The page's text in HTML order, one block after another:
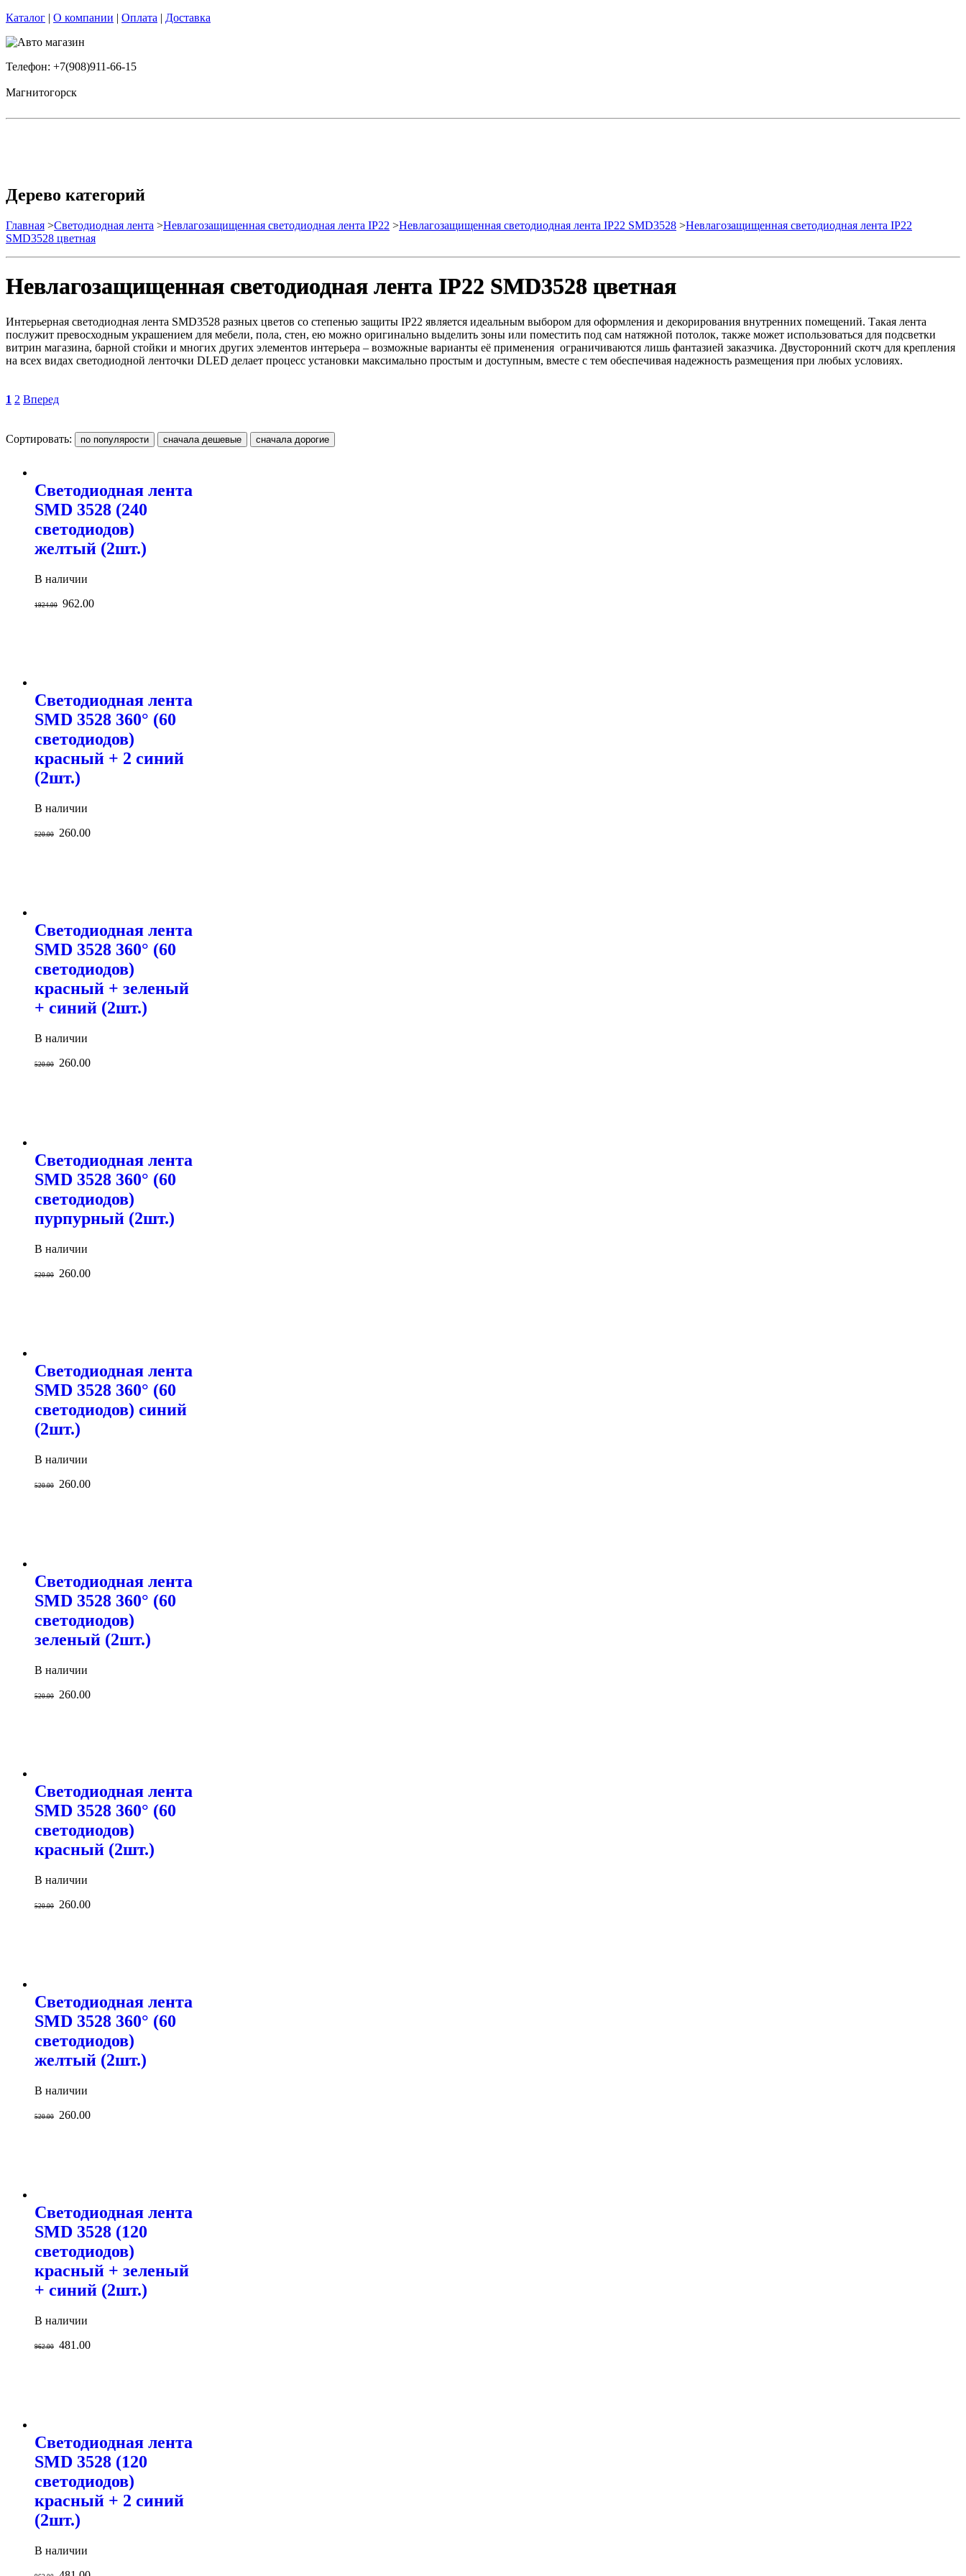
Каталог | О компании | Оплата | Доставка
Телефон: +7(908)911-66-15
Магнитогорск
Дерево категорий
Главная >Светодиодная лента >Невлагозащищенная светодиодная лента IP22 >Невлагозащищенная светодиодная лента IP22 SMD3528 >Невлагозащищенная светодиодная лента IP22
SMD3528 цветная
Невлагозащищенная светодиодная лента IP22 SMD3528 цветная
Интерьерная светодиодная лента SMD3528 разных цветов со степенью защиты IP22 является идеальным выбором для оформления и декорирования внутренних помещений. Такая лента
послужит превосходным украшением для мебели, пола, стен, ею можно оригинально выделить зоны или поместить под сам натяжной потолок, также может использоваться для подсветки
витрин магазина, барной стойки и многих других элементов интерьера – возможные варианты её применения ограничиваются лишь фантазией заказчика. Двусторонний скотч для крепления
на всех видах светодиодной ленточки DLED делает процесс установки максимально простым и доступным, вместе с тем обеспечивая надежность размещения при любых условиях.
1 2 Вперед
Сортировать:
Светодиодная лента
SMD 3528 (240
светодиодов)
желтый (2шт.)
В наличии
1924.00 962.00
Светодиодная лента
SMD 3528 360° (60
светодиодов)
красный + 2 синий
(2шт.)
В наличии
520.00 260.00
Светодиодная лента
SMD 3528 360° (60
светодиодов)
красный + зеленый
+ синий (2шт.)
В наличии
520.00 260.00
Светодиодная лента
SMD 3528 360° (60
светодиодов)
пурпурный (2шт.)
В наличии
520.00 260.00
Светодиодная лента
SMD 3528 360° (60
светодиодов) синий
(2шт.)
В наличии
520.00 260.00
Светодиодная лента
SMD 3528 360° (60
светодиодов)
зеленый (2шт.)
В наличии
520.00 260.00
Светодиодная лента
SMD 3528 360° (60
светодиодов)
красный (2шт.)
В наличии
520.00 260.00
Светодиодная лента
SMD 3528 360° (60
светодиодов)
желтый (2шт.)
В наличии
520.00 260.00
Светодиодная лента
SMD 3528 (120
светодиодов)
красный + зеленый
+ синий (2шт.)
В наличии
962.00 481.00
Светодиодная лента
SMD 3528 (120
светодиодов)
красный + 2 синий
(2шт.)
В наличии